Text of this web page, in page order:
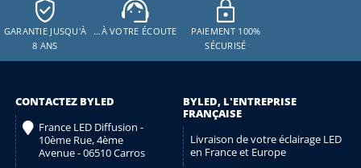
GARANTIE JUSQU'À
8 ANS
…À VOTRE ÉCOUTE
PAIEMENT 100%
SÉCURISÉ
CONTACTEZ BYLED
France LED Diffusion -
10ème Rue, 4ème
Avenue - 06510 Carros
BYLED, L'ENTREPRISE
FRANÇAISE
Livraison de votre éclairage LED
en France et Europe